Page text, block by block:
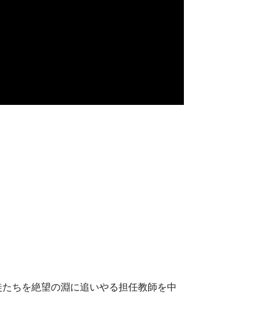
ちを絶望の淵に追いやる担任教師を中